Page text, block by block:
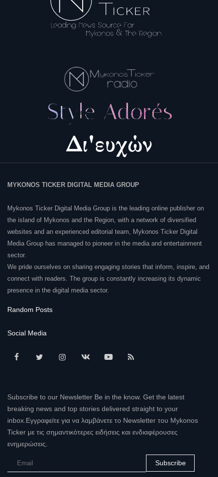
MYKONOS TICKER DIGITAL MEDIA GROUP
Mykonos Ticker Digital Media Group is the leading online publisher on
the island of Mykonos and the Region, with a network of diversified
websites and an experienced editorial team, Mykonos Ticker Digital
Media Group has managed to pioneer in the media and entertainment
sector.
We pride ourselves on sharing engaging stories that inform, inspire, and
connect with readers. The group is constantly increasing its dynamic
presence in the digital media sector.
Random Posts
Social Media
Subscribe to our Newsletter Be in the know. Get the latest
breaking news and top stories delivered straight to your
inbox.Εγγραφείτε για να λαμβάνετε το Newsletter του Mykonos
Ticker με τις σημαντικότερες ειδήσεις και ενδιαφέρουσες
ενημερώσεις.
Subscribe